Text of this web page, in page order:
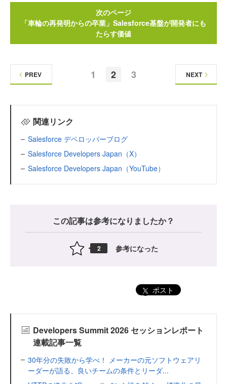
次のページ
「車輪の再発明からの卒業」Salesforce基盤が開発者にも
たらす価値
1 2 3
PREV NEXT
関連リンク
Salesforce デベロッパーブログ
Salesforce Developers Japan（X）
Salesforce Developers Japan（YouTube）
この記事は参考になりましたか？
2 参考になった
ポスト
Developers Summit 2026 セッションレポート
連載記事一覧
30年分の失敗から学べ！ メーカーの元ソフトウェアリ
ーダーが語る、良いチームの条件とリーダ...